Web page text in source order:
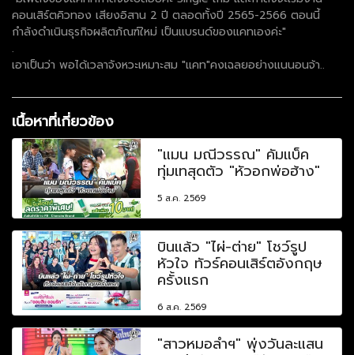
คอนเสิร์ตคิวทอง เสียงอิสาน 2 ปี ตลอดทั้งปี 2565-2566 ตอนนี้
กำลังดำเนินธุรกิจผลิตภัณฑ์ใหม่ เป็นแบรนด์ของแคทเองค่ะ"
.
เอาเป็นว่า พอได้เวลาจังหวะเหมาะสม "แคท"คงเฉลยอย่างแนนอนจ้า..
เนื้อหาที่เกี่ยวข้อง
"แมน มณีวรรณ" คัมแบ็ค
ทุ่มเทสุดตัว "หัวอกพ่อฮ้าง"
5 ส.ค. 2569
บินแล้ว "ไผ่-ต่าย" โชว์รูป
หัวใจ ทัวร์คอนเสิร์ตอังกฤษ
ครั้งแรก
6 ส.ค. 2569
"สาวหมอลำฯ" พุ่งวันละแสน